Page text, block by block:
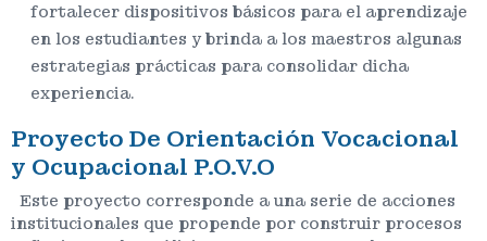
fortalecer dispositivos básicos para el aprendizaje
en los estudiantes y brinda a los maestros algunas
estrategias prácticas para consolidar dicha
experiencia.
Proyecto De Orientación Vocacional
y Ocupacional P.O.V.O
Este proyecto corresponde a una serie de acciones
institucionales que propende por construir procesos